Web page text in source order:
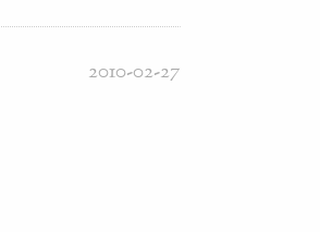
2010-02-27